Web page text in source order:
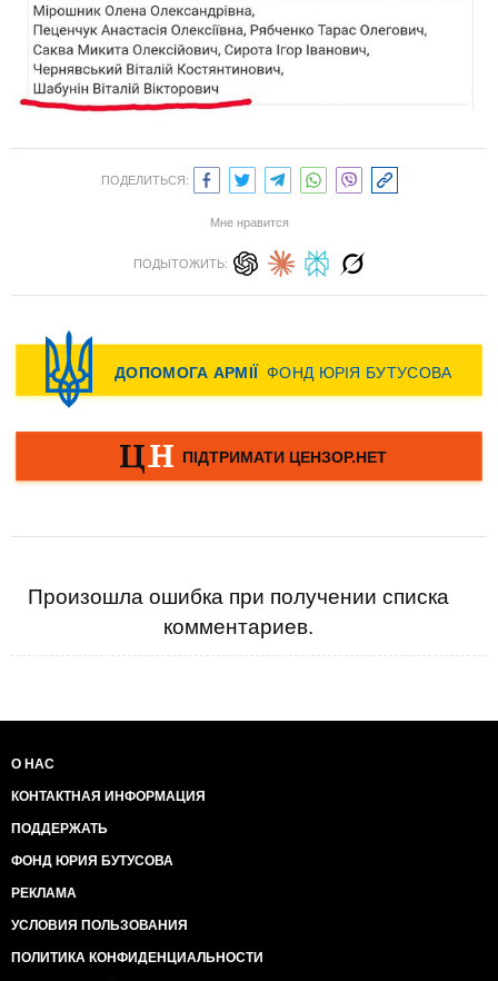
ПОДЕЛИТЬСЯ:
Мне нравится
ПОДЫТОЖИТЬ:
Произошла ошибка при получении списка
комментариев.
О НАС
КОНТАКТНАЯ ИНФОРМАЦИЯ
ПОДДЕРЖАТЬ
ФОНД ЮРИЯ БУТУСОВА
РЕКЛАМА
УСЛОВИЯ ПОЛЬЗОВАНИЯ
ПОЛИТИКА КОНФИДЕНЦИАЛЬНОСТИ